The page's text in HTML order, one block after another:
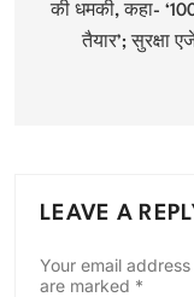
की धमकी, कहा-
तैयार’; सुरक्षा
LEAVE A
Your email
are marked *